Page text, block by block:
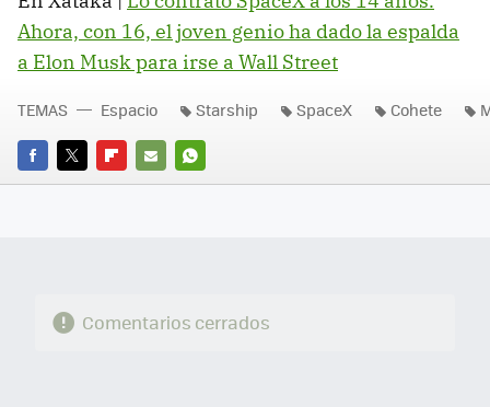
Ahora, con 16, el joven genio ha dado la espalda
a Elon Musk para irse a Wall Street
FACEBOOK
TWITTERFLIPBOARD
E-
WHATSAPP
TEMAS Espacio Starship SpaceX Cohete
Comentarios cerrados